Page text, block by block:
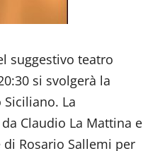
suggestivo teatro
si svolgerà la
La
Claudio La Mattina e
Rosario Sallemi per